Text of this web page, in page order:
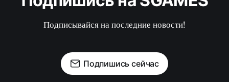
Подписывайся на последние новости!
Подпишись сейчас